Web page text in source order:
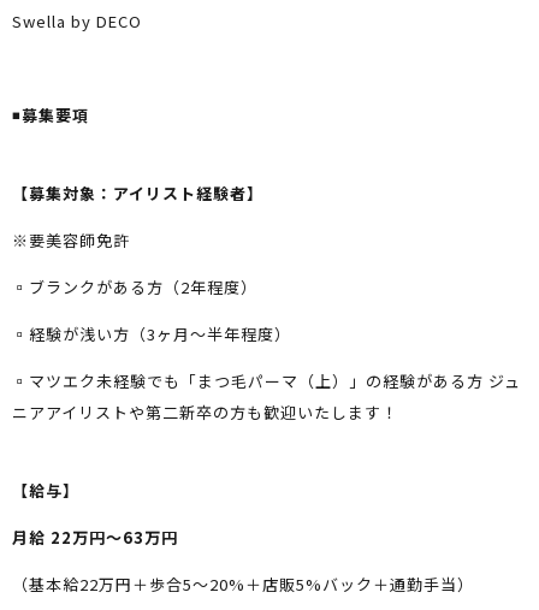
Swella by DECO
◾️募集要項
【募集対象：アイリスト経験者】
※要美容師免許
▫️ブランクがある方（2年程度）
▫️経験が浅い方（3ヶ月〜半年程度）
▫️マツエク未経験でも「まつ毛パーマ（上）」の経験がある方 ジュ
ニアアイリストや第二新卒の方も歓迎いたします！
【給与】
月給 22万円〜63万円
（基本給22万円＋歩合5〜20%＋店販5%バック＋通勤手当）